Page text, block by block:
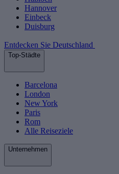
Hannover
Einbeck
Duisburg
Entdecken Sie Deutschland
Top-Städte
Barcelona
London
New York
Paris
Rom
Alle Reiseziele
Unternehmen